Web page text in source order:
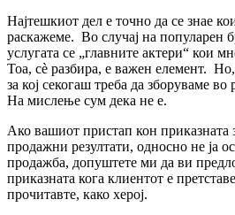
Најтешкиот дел е точно да се знае
раскажеме. Во случај на популарен
услугата се „главните актери“ кои
Тоа, сѐ разбира, е важен елемент.
за кој секогаш треба да зборуваме
На мислење сум дека не е.
Ако вашиот пристап кон приказната
продажни резултати, односно не ја
продажба, допуштете ми да ви
приказната кога клиентот е
прочитавте, како херој.